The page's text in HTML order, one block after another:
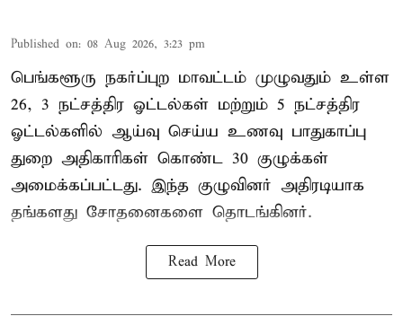
Published on: 08 Aug 2026, 3:23 pm
பெங்களூரு நகர்ப்புற மாவட்டம் முழுவதும் உள்ள
26, 3 நட்சத்திர ஓட்டல்கள் மற்றும் 5 நட்சத்திர
ஓட்டல்களில் ஆய்வு செய்ய உணவு பாதுகாப்பு
துறை அதிகாரிகள் கொண்ட 30 குழுக்கள்
அமைக்கப்பட்டது. இந்த குழுவினர் அதிரடியாக
தங்களது சோதனைகளை தொடங்கினர்.
Read More